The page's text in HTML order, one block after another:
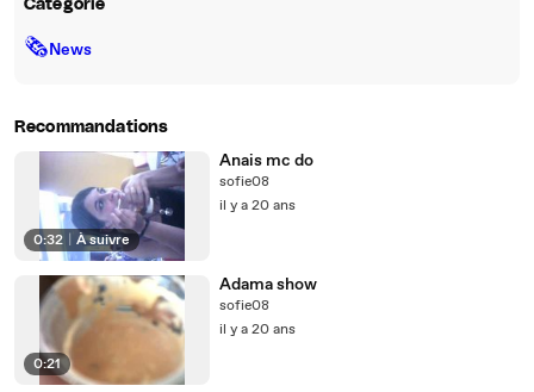
Catégorie
🗞News
Recommandations
0:32 À suivre
Anais mc do
sofie08
il y a 20 ans
0:21
Adama show
sofie08
il y a 20 ans